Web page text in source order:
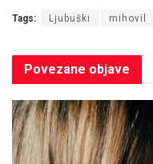
Tags: Ljubuški mihovil
Povezane objave